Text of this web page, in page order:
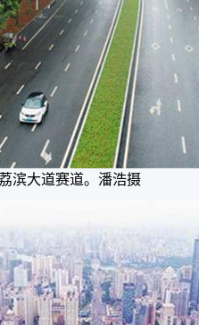
滨大道赛道。潘浩摄